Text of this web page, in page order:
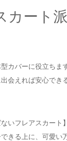
カート
カバーに役立ちます
会えれば安心でき
いフレアスカート】
きる上に、可愛い